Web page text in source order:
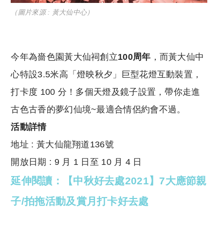
（圖片來源 : 黃大仙中心）
今年為嗇色園黃大仙祠創立100周年 ，而黃大仙中
心特設3.5米高「燈映秋夕」巨型花燈互動裝置 ，
打卡度 100 分！多個天燈及鏡子設置，帶你走進
古色古香的夢幻仙境~最適合情侶約會不過。
活動詳情
地址 : 黃大仙龍翔道136號
開放日期 : 9 月 1 日至 10 月 4 日
延伸閱讀：【中秋好去處2021】7大應節親
子/拍拖活動及賞月打卡好去處